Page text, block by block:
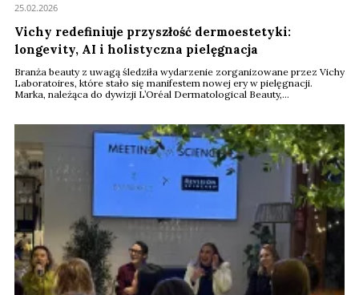
Vichy redefiniuje przyszłość dermoestetyki:
longevity, AI i holistyczna pielęgnacja
Branża beauty z uwagą śledziła wydarzenie zorganizowane przez Vichy
Laboratoires, które stało się manifestem nowej ery w pielęgnacji.
Marka, należąca do dywizji L’Oréal Dermatological Beauty,
hasłem „Health is vital. Start with your skin”, Vichy wskazało kluczowe
kierunki rozwoju rynku ...
25.02.2026